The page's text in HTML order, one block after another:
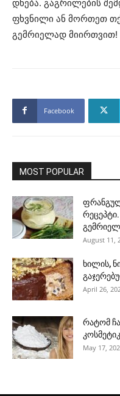
დნება. გაგრილების
ფხვნილი ან მორთეთ
გემრიელად მიირთვით!
Facebook
MOST POPULAR
August 11,
ხილის,
April 26,
რატომ
May 17,